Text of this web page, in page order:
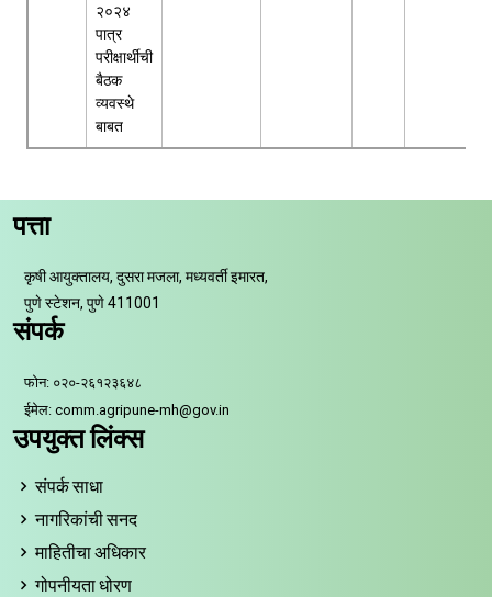
२०२४
पात्र
परीक्षार्थीची
बैठक
व्यवस्थे
बाबत
पत्ता
कृषी आयुक्तालय, दुसरा मजला, मध्यवर्ती इमारत,
पुणे स्टेशन, पुणे 411001
संपर्क
फोन: ०२०-२६१२३६४८
ईमेल: comm.agripune-mh@gov.in
उपयुक्त लिंक्स
संपर्क साधा
नागरिकांची सनद
माहितीचा अधिकार
गोपनीयता धोरण